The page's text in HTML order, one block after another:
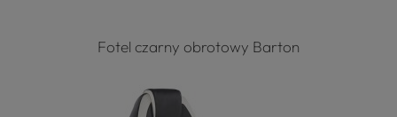
Fotel czarny obrotowy Barton